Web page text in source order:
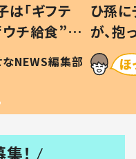
は「ギフテ
チ給食”を
#令和の親
なNEWS編集部
ひ孫
が、
「涙が
い」
！